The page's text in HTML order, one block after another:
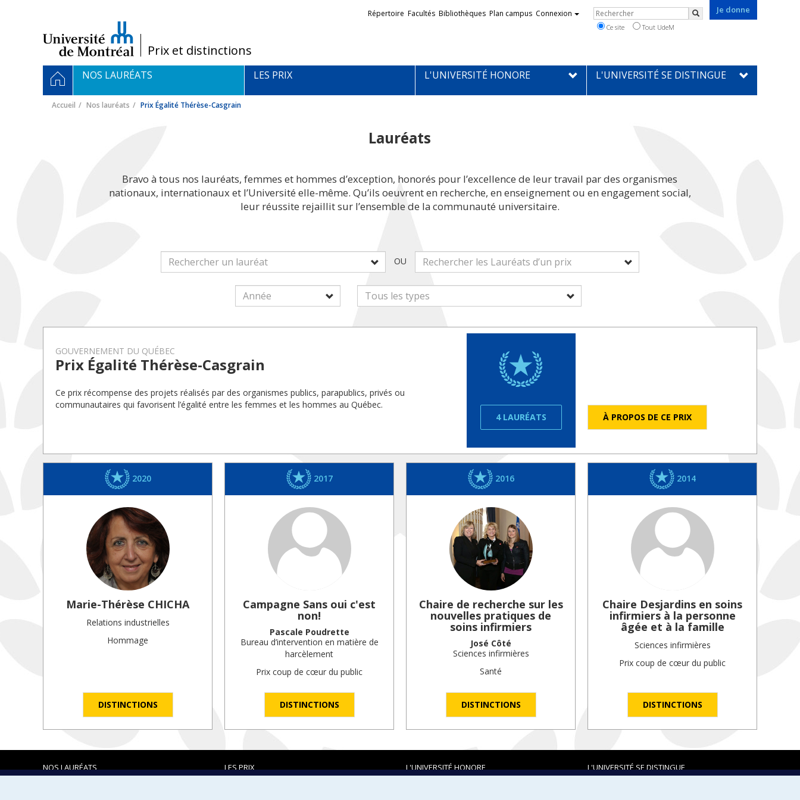
/Prix et distinctions
Je donne
Liens
externes
Répertoire Facultés Bibliothèques Plan campus Connexion Rechercher
Rechercher
Ce site Tout UdeM
Navigation
principale
ACCUEIL
NOS LAURÉATS LES PRIX L'UNIVERSITÉ HONORE L'UNIVERSITÉ SE DISTINGUE
Accueil Nos lauréats Prix Égalité Thérèse-Casgrain
Lauréats
Bravo à tous nos lauréats, femmes et hommes d’exception, honorés pour l’excellence de leur travail par des organismes
nationaux, internationaux et l’Université elle-même. Qu’ils oeuvrent en recherche, en enseignement ou en engagement social,
leur réussite rejaillit sur l’ensemble de la communauté universitaire.
OU
GOUVERNEMENT DU QUÉBEC
Prix Égalité Thérèse-Casgrain
Ce prix récompense des projets réalisés par des organismes publics, parapublics, privés ou
communautaires qui favorisent l’égalité entre les femmes et les hommes au Québec.
4 LAURÉATS
À PROPOS DE CE PRIX
2020
Marie-Thérèse CHICHA
Relations industrielles
Hommage
DISTINCTIONS
2017
Campagne Sans oui c'est
non!
Pascale Poudrette
Bureau d’intervention en matière de
harcèlement
Prix coup de cœur du public
DISTINCTIONS
2016
Chaire de recherche sur les
nouvelles pratiques de
soins infirmiers
José Côté
Sciences infirmières
Santé
DISTINCTIONS
2014
Chaire Desjardins en soins
infirmiers à la personne
âgée et à la famille
Sciences infirmières
Prix coup de cœur du public
DISTINCTIONS
NOS LAURÉATS LES PRIX L'UNIVERSITÉ HONORE L'UNIVERSITÉ SE DISTINGUE